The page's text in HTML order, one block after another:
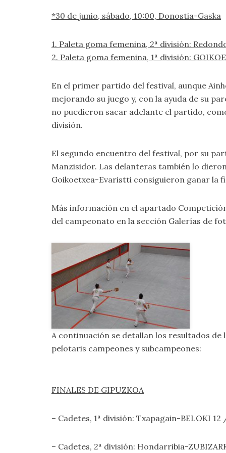
*30 de junio, sábado, 10:00, Donostia-Gaska
1. Paleta goma femenina, 2ª división:
2. Paleta goma femenina, 1ª división:
En el primer partido del festival, aunque
mejorando su juego y, con la ayuda de su
no puedieron sacar adelante el partido,
división.
El segundo encuentro del festival, por su
Manzisidor. Las delanteras también lo
Goikoetxea-Evaristti consiguieron ganar la
Más información en el apartado
del campeonato en la sección Galerías de
A continuación se detallan los resultados de
pelotaris campeones y subcampeones:
FINALES DE GIPUZKOA
– Cadetes, 1ª división: Txapagain-BELOKI
– Cadetes, 2ª división: Hondarribia-